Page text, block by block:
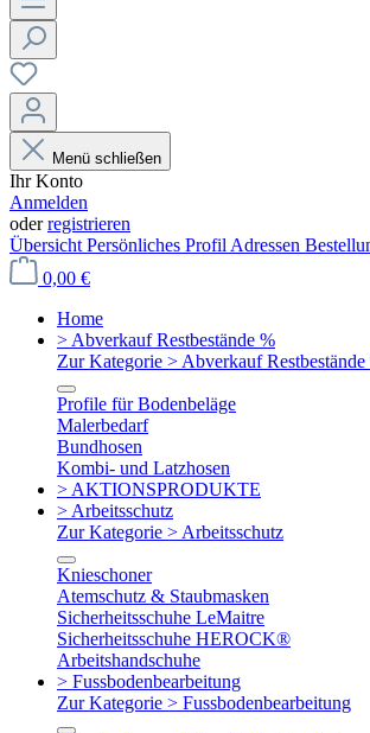
Menü schließen
Ihr Konto
Anmelden
oderregistrieren
Übersicht Persönliches Profil Adressen
0,00 €
Home
> Abverkauf Restbestände %
Zur Kategorie > Abverkauf Restbestände
Profile für Bodenbeläge
Malerbedarf
Bundhosen
Kombi- und Latzhosen
> AKTIONSPRODUKTE
> Arbeitsschutz
Zur Kategorie > Arbeitsschutz
Knieschoner
Atemschutz & Staubmasken
Sicherheitsschuhe LeMaitre
Sicherheitsschuhe HEROCK®
Arbeitshandschuhe
> Fussbodenbearbeitung
Zur Kategorie > Fussbodenbearbeitung